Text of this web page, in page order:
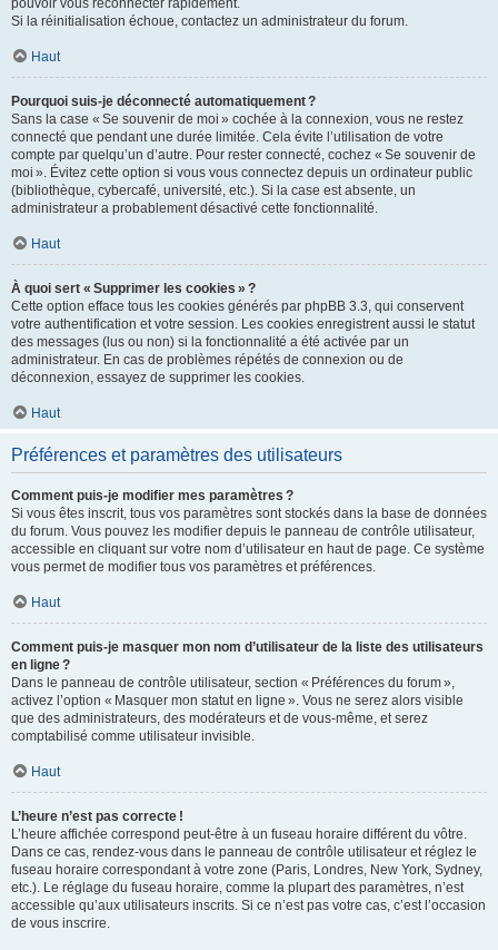
pouvoir vous reconnecter rapidement.
Si la réinitialisation échoue, contactez un administrateur du forum.
Haut
Pourquoi suis-je déconnecté automatiquement ?
Sans la case « Se souvenir de moi » cochée à la connexion, vous ne restez
connecté que pendant une durée limitée. Cela évite l’utilisation de votre
compte par quelqu’un d’autre. Pour rester connecté, cochez « Se souvenir de
moi ». Évitez cette option si vous vous connectez depuis un ordinateur public
(bibliothèque, cybercafé, université, etc.). Si la case est absente, un
administrateur a probablement désactivé cette fonctionnalité.
Haut
À quoi sert « Supprimer les cookies » ?
Cette option efface tous les cookies générés par phpBB 3.3, qui conservent
votre authentification et votre session. Les cookies enregistrent aussi le statut
des messages (lus ou non) si la fonctionnalité a été activée par un
administrateur. En cas de problèmes répétés de connexion ou de
déconnexion, essayez de supprimer les cookies.
Haut
Préférences et paramètres des utilisateurs
Comment puis-je modifier mes paramètres ?
Si vous êtes inscrit, tous vos paramètres sont stockés dans la base de données
du forum. Vous pouvez les modifier depuis le panneau de contrôle utilisateur,
accessible en cliquant sur votre nom d’utilisateur en haut de page. Ce système
vous permet de modifier tous vos paramètres et préférences.
Haut
Comment puis-je masquer mon nom d’utilisateur de la liste des utilisateurs
en ligne ?
Dans le panneau de contrôle utilisateur, section « Préférences du forum »,
activez l’option « Masquer mon statut en ligne ». Vous ne serez alors visible
que des administrateurs, des modérateurs et de vous-même, et serez
comptabilisé comme utilisateur invisible.
Haut
L’heure n’est pas correcte !
L’heure affichée correspond peut-être à un fuseau horaire différent du vôtre.
Dans ce cas, rendez-vous dans le panneau de contrôle utilisateur et réglez le
fuseau horaire correspondant à votre zone (Paris, Londres, New York, Sydney,
etc.). Le réglage du fuseau horaire, comme la plupart des paramètres, n’est
accessible qu’aux utilisateurs inscrits. Si ce n’est pas votre cas, c’est l’occasion
de vous inscrire.